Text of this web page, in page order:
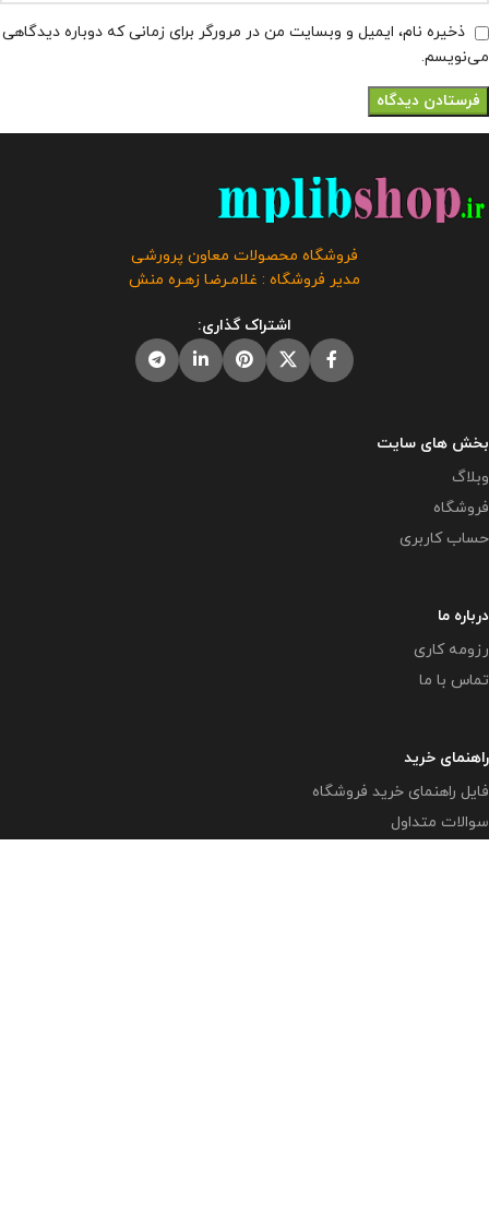
ذخیره نام، ایمیل و وبسایت من در مرورگر برای زمانی که دوباره دیدگاهی
می‌نویسم.
فروشگاه محصولات معاون پرورشی
مدیر فروشگاه : غلامـرضا زهـره منش
اشتراک گذاری:
بخش های سایت
وبلاگ
فروشگاه
حساب کاربری
درباره ما
رزومه کاری
تماس با ما
راهنمای خرید
فایل راهنمای خرید فروشگاه
سوالات متداول